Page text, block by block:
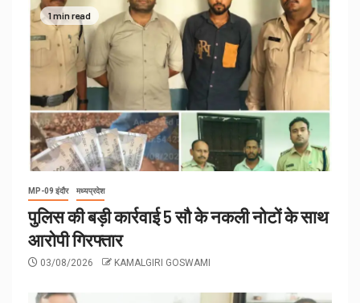
1 min read
MP-09 इंदौर मध्यप्रदेश
पुलिस की बड़ी कार्रवाई 5 सौ के नकली नोटों के साथ
आरोपी गिरफ्तार
03/08/2026 KAMALGIRI GOSWAMI